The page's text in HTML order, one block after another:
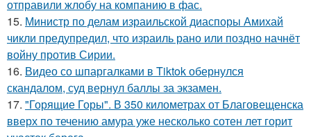
отправили жлобу на компанию в фас.
15. Министр по делам израильской диаспоры Амихай
чикли предупредил, что израиль рано или поздно начнёт
войну против Сирии.
16. Видео со шпаргалками в Tiktok обернулся
скандалом, суд вернул баллы за экзамен.
17. "Горящие Горы". В 350 километрах от Благовещенска
вверх по течению амура уже несколько сотен лет горит